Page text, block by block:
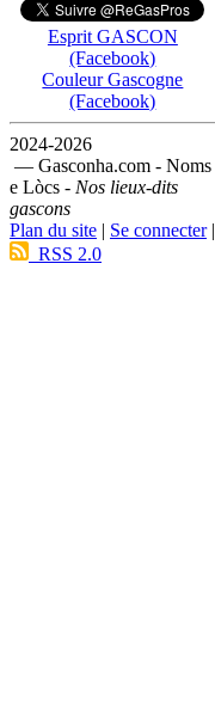
Esprit GASCON
(Facebook)
Couleur Gascogne
(Facebook)
2024-2026
— Gasconha.com - Noms
e Lòcs - Nos lieux-dits
gascons
Plan du site | Se connecter|
RSS 2.0